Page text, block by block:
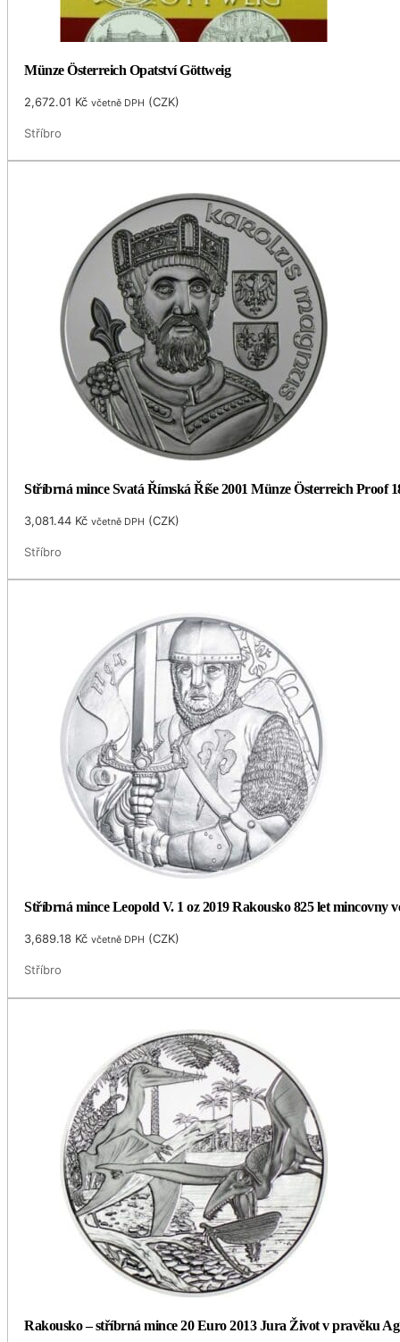
Münze Österreich Opatství Göttweig
2,672.01 Kč včetně DPH (CZK)
Stříbro
Stříbrná mince Svatá Římská Říše 2001 Münze Österreich Proof
3,081.44 Kč včetně DPH (CZK)
Stříbro
Stříbrná mince Leopold V. 1 oz 2019 Rakousko 825 let mincovny
3,689.18 Kč včetně DPH (CZK)
Stříbro
Rakousko – stříbrná mince 20 Euro 2013 Jura Život v pravěku